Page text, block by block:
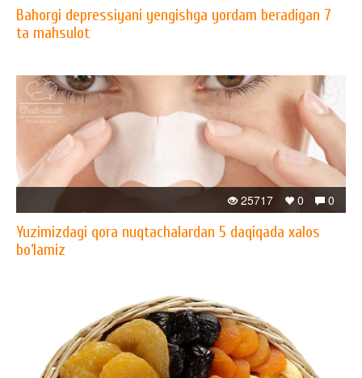
Bahorgi depressiyani yengishga yordam beradigan 7
ta mahsulot
0
0
25717
Yuzimizdagi qora nuqtachalardan 5 daqiqada xalos
bo‘lamiz